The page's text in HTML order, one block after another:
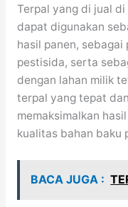
Terpal yang di jual di
dapat digunakan
hasil panen, sebagai
pestisida, serta
dengan lahan milik
terpal yang tepat
memaksimalkan
kualitas bahan baku
BACA JUGA :